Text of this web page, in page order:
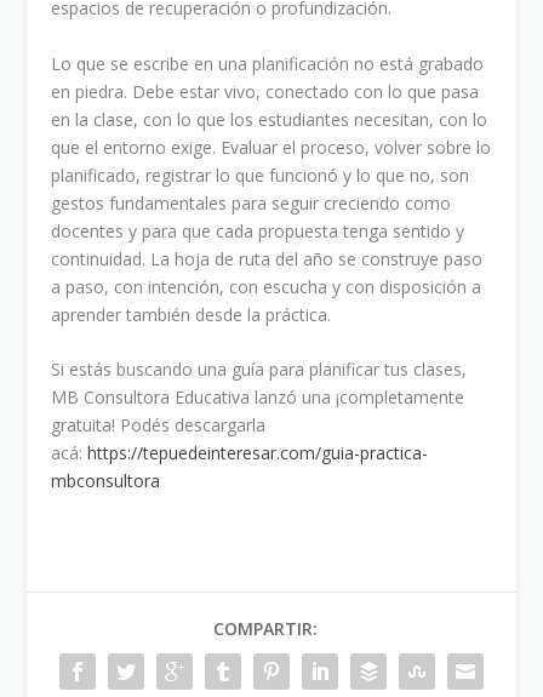
espacios de recuperación o profundización.
Lo que se escribe en una planificación no está grabado
en piedra. Debe estar vivo, conectado con lo que pasa
en la clase, con lo que los estudiantes necesitan, con lo
que el entorno exige. Evaluar el proceso, volver sobre lo
planificado, registrar lo que funcionó y lo que no, son
gestos fundamentales para seguir creciendo como
docentes y para que cada propuesta tenga sentido y
continuidad. La hoja de ruta del año se construye paso
a paso, con intención, con escucha y con disposición a
aprender también desde la práctica.
Si estás buscando una guía para planificar tus clases,
MB Consultora Educativa lanzó una ¡completamente
gratuita! Podés descargarla
acá:https://tepuedeinteresar.com/guia-practica-
mbconsultora
COMPARTIR: